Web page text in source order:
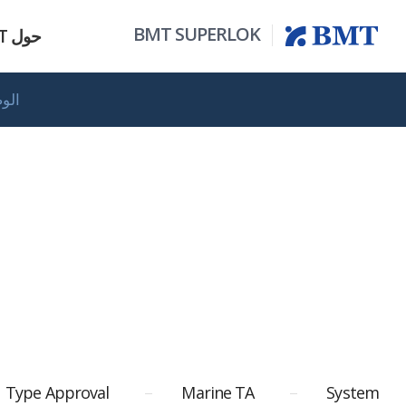
BMT SUPERLOK حول BMT
الوضع الحالي
مرشح
System
Marine TA
Type Approval